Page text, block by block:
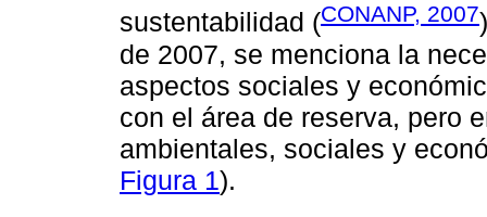
sustentabilidad (CONANP, 2007
de 2007, se menciona la
aspectos sociales y
con el área de reserva, pero
ambientales, sociales y
Figura 1).